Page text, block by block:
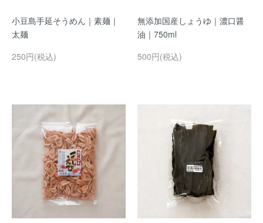
小豆島手延そうめん｜素麺｜
太麺
250円(税込)
無添加国産しょうゆ｜濃口醤
油｜750ml
500円(税込)